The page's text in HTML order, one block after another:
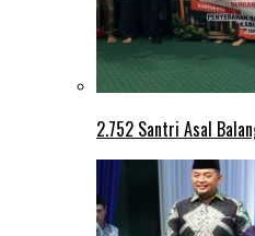
2.752 Santri Asal